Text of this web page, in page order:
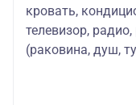
кровать,
телевизор,
(раковина, душ,